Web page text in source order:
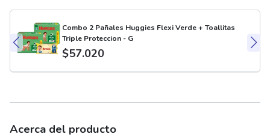
Combo 2 Pañales Huggies Flexi Verde + Toallitas
Triple Proteccion - G
$57.020
Acerca del producto